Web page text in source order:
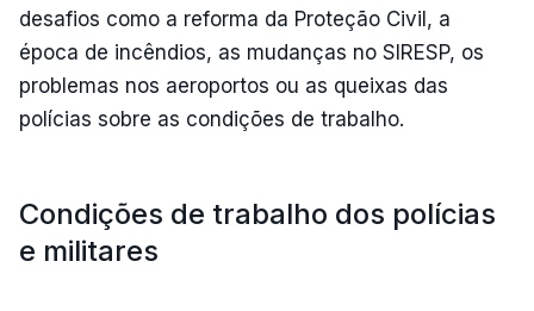
desafios como a reforma da Proteção Civil, a
época de incêndios, as mudanças no SIRESP, os
problemas nos aeroportos ou as queixas das
polícias sobre as condições de trabalho.
Condições de trabalho dos polícias
e militares